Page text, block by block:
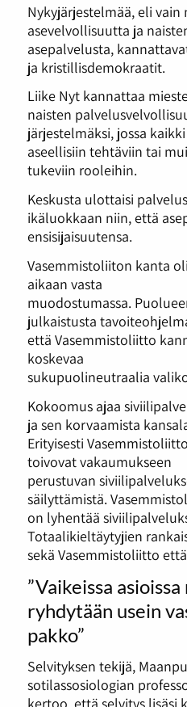
Nykyjärjestelmää, eli vain
asevelvollisuutta ja
asepalvelusta,
ja kristillisdemokraatit.
Liike Nyt kannattaa
naisten
järjestelmäksi, jossa
aseellisiin tehtäviin tai
tukeviin rooleihin.
Keskusta ulottaisi
ikäluokkaan niin, että
ensisijaisuutensa.
Vasemmistoliiton kanta
aikaan vasta
muodostumassa.
julkaistusta
että Vasemmistoliitto
koskevaa
sukupuolineutraalia
Kokoomus ajaa
ja sen korvaamista
Erityisesti
toivovat vakaumukseen
perustuvan
säilyttämistä.
on lyhentää
Totaalikieltäytyjien
sekä Vasemmistoliitto
”Vaikeissa
ryhdytään usein
pakko”
Selvityksen tekijä,
sotilassosiologian